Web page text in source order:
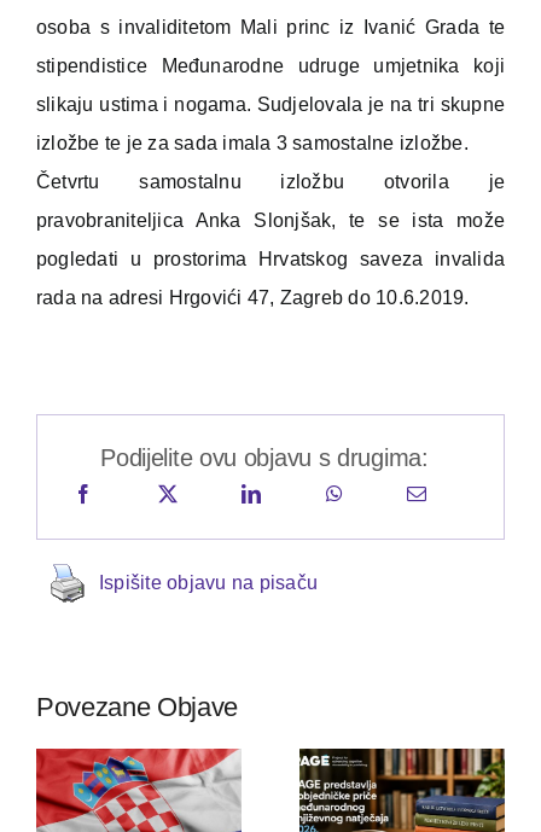
osoba s invaliditetom Mali princ iz Ivanić Grada te
stipendistice Međunarodne udruge umjetnika koji
slikaju ustima i nogama. Sudjelovala je na tri skupne
izložbe te je za sada imala 3 samostalne izložbe.
Četvrtu samostalnu izložbu otvorila je
pravobraniteljica Anka Slonjšak, te se ista može
pogledati u prostorima Hrvatskog saveza invalida
rada na adresi Hrgovići 47, Zagreb do 10.6.2019.
Podijelite ovu objavu s drugima:
Ispišite objavu na pisaču
Povezane Objave